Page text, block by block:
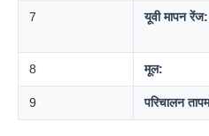
7 यूवी मापन रेंज:
8 मूल:
9 परिचालन